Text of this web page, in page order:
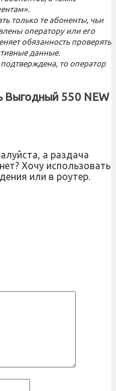
только те абоненты, чьи
оператору или его
обязанность проверять
данные.
то оператор
Выгодный 550 NEW
а раздача
Хочу использовать
или в роутер.